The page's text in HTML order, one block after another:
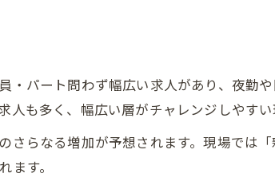
パート問わず幅広い求人があり、夜勤や
も多く、幅広い層がチャレンジしやすい
らなる増加が予想されます。現場では
す。